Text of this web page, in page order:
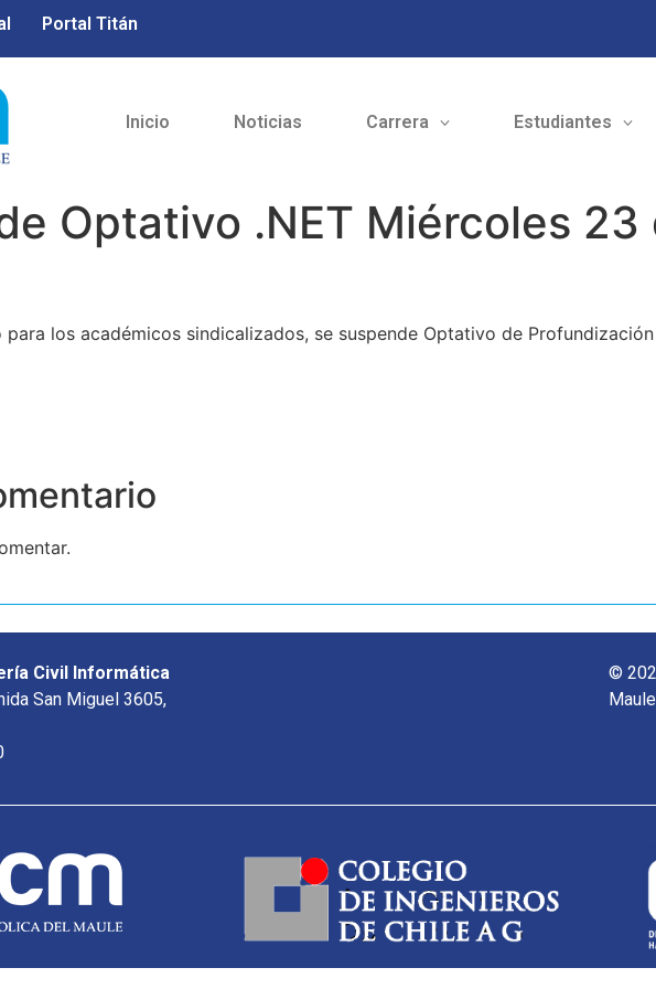
Portal Titán
Inicio Noticias Carrera Estudiantes
Optativo .NET Miércoles
los académicos sindicalizados, se suspende Optativo de
Civil Informática
San Miguel 3605,
©
Maule